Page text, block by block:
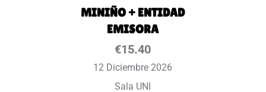
MINIÑO + ENTIDAD
EMISORA
€15.40
12 Diciembre 2026
Sala UNI